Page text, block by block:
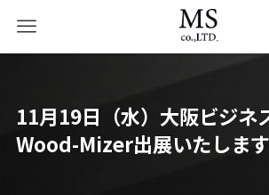
11月19日（水）大阪ビジネ
Wood-Mizer出展いたします